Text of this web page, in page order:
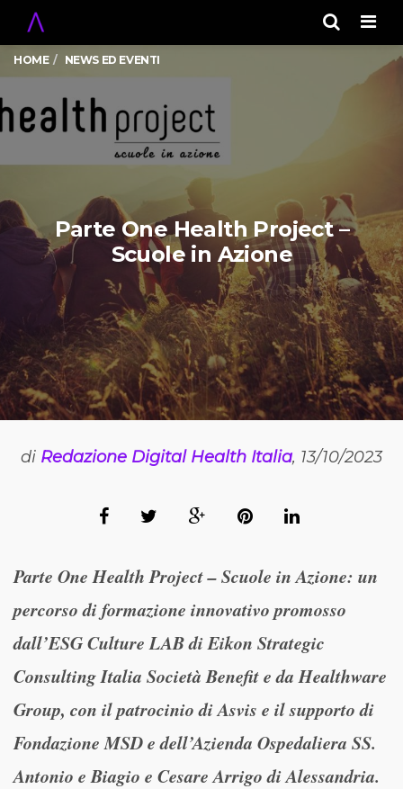
HOME NEWS ED EVENTI
Parte One Health Project –
Scuole in Azione
di Redazione Digital Health Italia, 13/10/2023
Parte One Health Project – Scuole in Azione: un
percorso di formazione innovativo promosso
dall’ESG Culture LAB di Eikon Strategic
Consulting Italia Società Benefit e da Healthware
Group, con il patrocinio di Asvis e il supporto di
Fondazione MSD e dell’Azienda Ospedaliera SS.
Antonio e Biagio e Cesare Arrigo di Alessandria.